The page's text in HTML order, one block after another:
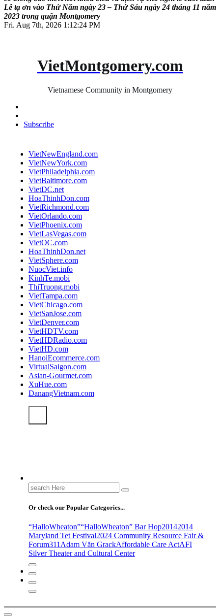
Lễ tạ ơn vào Thứ Năm ngày 23 – Thứ Sáu ngày 24 tháng 11 năm
2023 trong quận Montgomery
Fri. Aug 7th, 2026 1:12:25 PM
VietMontgomery.com
Vietnamese Community in Montgomery
Subscribe
VietNewEngland.com
VietNewYork.com
VietPhiladelphia.com
VietBaltimore.com
VietDC.net
HoaThinhDon.com
VietRichmond.com
VietOrlando.com
VietPhoenix.com
VietLasVegas.com
VietOC.com
HoaThinhDon.net
VietSphere.com
NuocViet.info
KinhTe.mobi
ThiTruong.mobi
VietTampa.com
VietChicago.com
VietSanJose.com
VietDenver.com
VietHDTV.com
VietHDRadio.com
VietHD.com
HanoiEcommerce.com
VirtualSaigon.com
Asian-Gourmet.com
XuHue.com
DanangVietnam.com
Search
for:
Or check our Popular Categories...
“HalloWheaton”“HalloWheaton” Bar Hop20142014
Maryland Tet Festival2024 Community Resource Fair &
Forum311 Adam Văn GrackAffordable Care ActAFI
Silver Theater and Cultural Center